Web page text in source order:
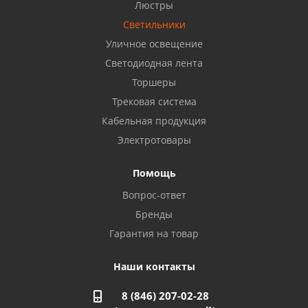
Бузулук, ул. Октябрьская, 24
Балаково, ул. Комарова, 55
Октябрьский, ул. Свердлова, 28
Азнакаево, ул. Булгар, 2. ТЦ "Акчарлак"
Стерлитамак, ул. Вокзальная, 13
Магнитогорск, ул. Труда, 14
Люстры
Светильники
Уличное освещение
Светодиодная лента
Торшеры
Трековая система
Кабельная продукция
Электротовары
Помощь
Вопрос-ответ
Бренды
Гарантия на товар
Наши контакты
8 (846) 207-02-28